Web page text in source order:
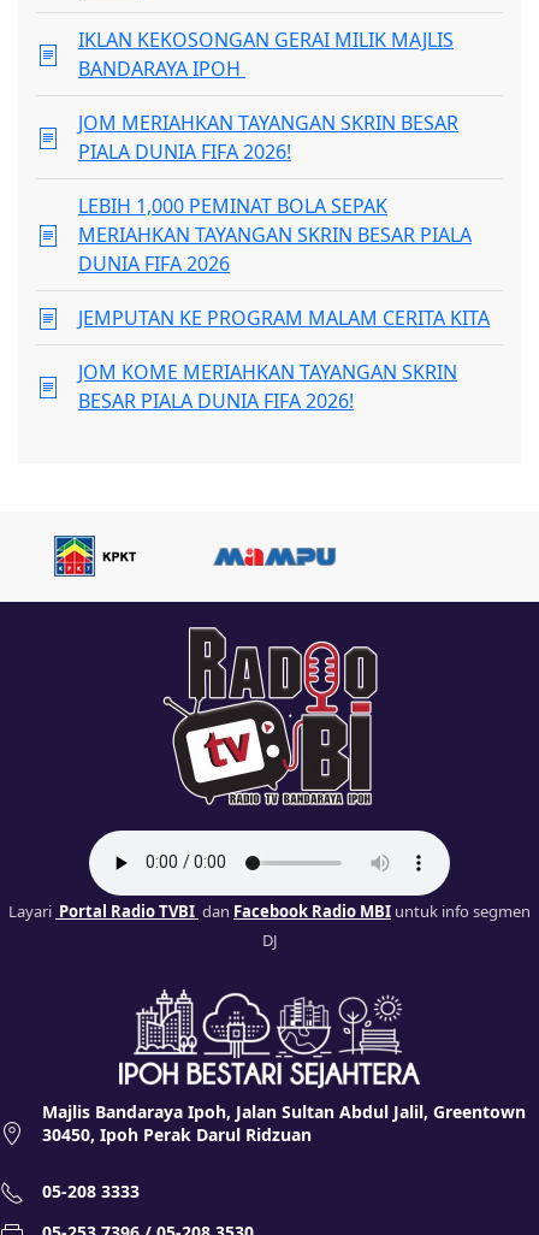
IKLAN KEKOSONGAN GERAI MILIK MAJLIS
BANDARAYA IPOH
JOM MERIAHKAN TAYANGAN SKRIN BESAR
PIALA DUNIA FIFA 2026!
LEBIH 1,000 PEMINAT BOLA SEPAK
MERIAHKAN TAYANGAN SKRIN BESAR PIALA
DUNIA FIFA 2026
JEMPUTAN KE PROGRAM MALAM CERITA KITA
JOM KOME MERIAHKAN TAYANGAN SKRIN
BESAR PIALA DUNIA FIFA 2026!
Layari Portal Radio TVBI dan Facebook Radio MBI untuk info segmen
DJ
Majlis Bandaraya Ipoh, Jalan Sultan Abdul Jalil, Greentown
30450, Ipoh Perak Darul Ridzuan
05-208 3333